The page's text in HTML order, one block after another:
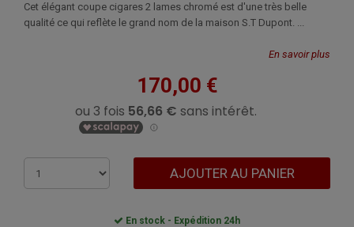
Cet élégant coupe cigares 2 lames chromé est d'une très belle
qualité ce qui reflète le grand nom de la maison S.T Dupont. ...
En savoir plus
170,00 €
AJOUTER AU PANIER
En stock - Expédition 24h